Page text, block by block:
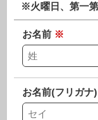
※火曜日、第一
お名前 ※
お名前(フリガナ)